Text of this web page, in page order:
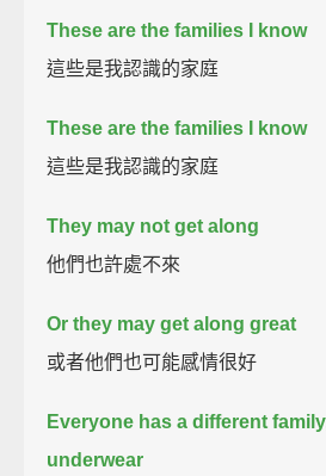
These are the families I know
這些是我認識的家庭
These are the families I know
這些是我認識的家庭
They may not get along
他們也許處不來
Or they may get along great
或者他們也可能感情很好
Everyone has a different
underwear